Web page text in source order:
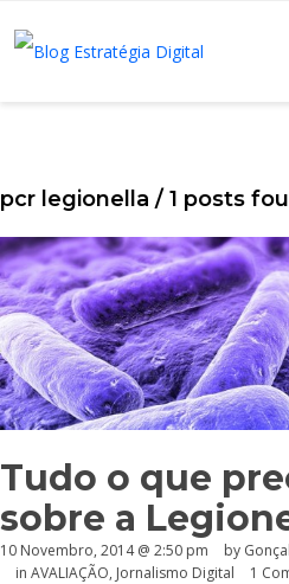
pcr legionella / 1 posts
Tudo o que
sobre a
10 Novembro, 2014 @ 2:50 pm by
in AVALIAÇÃO, Jornalismo Digital 1